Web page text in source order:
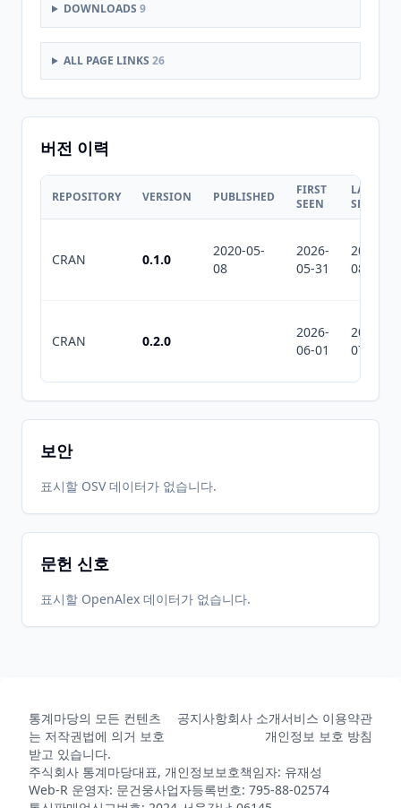
DOWNLOADS 9
ALL PAGE LINKS 26
버전 이력
REPOSITORY VERSION PUBLISHED
FIRST
SEEN
LAST
SEEN
CRAN 0.1.0
2020-05-
08
2026-
05-31
2026-
08-06
CRAN 0.2.0
2026-
06-01
2026-
07-10
보안
표시할 OSV 데이터가 없습니다.
문헌 신호
표시할 OpenAlex 데이터가 없습니다.
통계마당의 모든 컨텐츠
는 저작권법에 의거 보호
받고 있습니다.
공지사항회사 소개서비스 이용약관
개인정보 보호 방침
주식회사 통계마당대표, 개인정보보호책임자: 유재성
Web-R 운영자: 문건웅사업자등록번호: 795-88-02574